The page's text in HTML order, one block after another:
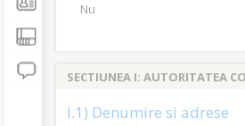
Nu
SECTIUNEA I: AUTORITATEA
I.1) Denumire si adrese